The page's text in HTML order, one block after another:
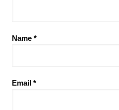
Name *
Email *